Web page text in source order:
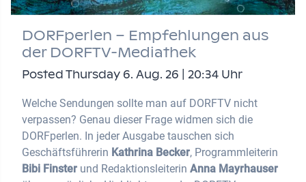
DORFperlen – Empfehlungen aus
der DORFTV-Mediathek
Posted Thursday 6. Aug. 26 | 20:34 Uhr
Welche Sendungen sollte man auf DORFTV nicht
verpassen? Genau dieser Frage widmen sich die
DORFperlen. In jeder Ausgabe tauschen sich
Geschäftsführerin Kathrina Becker, Programmleiterin
Bibi Finster und Redaktionsleiterin Anna Mayrhauser